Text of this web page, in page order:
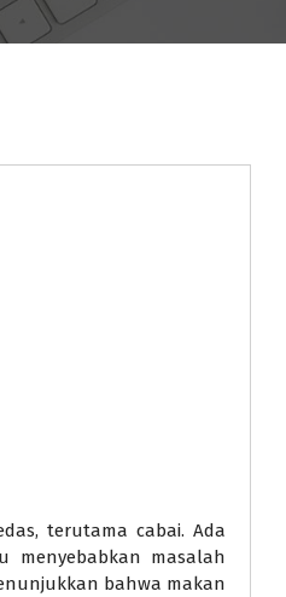
terutama cabai. Ada
menyebabkan masalah
bahwa makan